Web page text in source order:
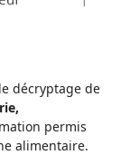
décryptage de
permis
alimentaire.